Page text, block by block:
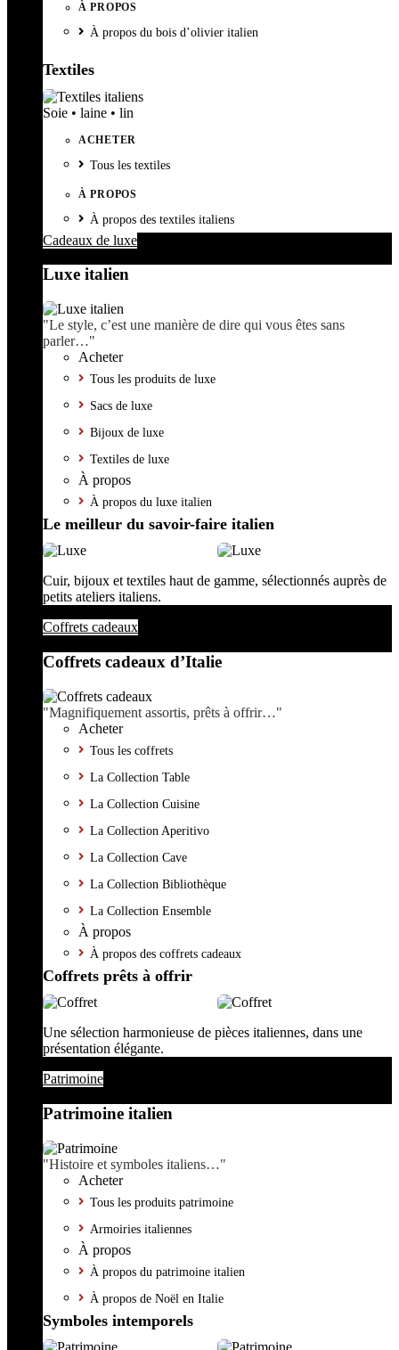
À PROPOS
À propos du bois d’olivier italien
Textiles
Soie • laine • lin
ACHETER
Tous les textiles
À PROPOS
À propos des textiles italiens
Cadeaux de luxe
Luxe italien
"Le style, c’est une manière de dire qui vous êtes sans
parler…"
Acheter
Tous les produits de luxe
Sacs de luxe
Bijoux de luxe
Textiles de luxe
À propos
À propos du luxe italien
Le meilleur du savoir-faire italien
Cuir, bijoux et textiles haut de gamme, sélectionnés auprès de
petits ateliers italiens.
Coffrets cadeaux
Coffrets cadeaux d’Italie
"Magnifiquement assortis, prêts à offrir…"
Acheter
Tous les coffrets
La Collection Table
La Collection Cuisine
La Collection Aperitivo
La Collection Cave
La Collection Bibliothèque
La Collection Ensemble
À propos
À propos des coffrets cadeaux
Coffrets prêts à offrir
Une sélection harmonieuse de pièces italiennes, dans une
présentation élégante.
Patrimoine
Patrimoine italien
"Histoire et symboles italiens…"
Acheter
Tous les produits patrimoine
Armoiries italiennes
À propos
À propos du patrimoine italien
À propos de Noël en Italie
Symboles intemporels